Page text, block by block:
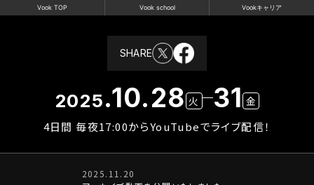
Vook TOP Vook school Vookキャリア
2025.10.28 火 31 金
4日間 毎夜17:00からYouTubeでライブ配信！
2025.11.20
SHARE